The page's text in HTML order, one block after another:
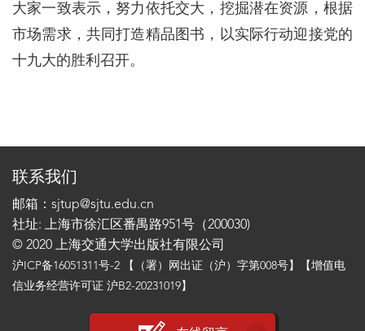
大家一致表示，努力依托交大，挖掘潜在资源，根据
市场需求，共同打造精品图书，以实际行动迎接党的
十九大的胜利召开。
联系我们
邮箱：sjtup@sjtu.edu.cn
社址: 上海市徐汇区番禺路951号（200030)
© 2020 上海交通大学出版社有限公司
沪ICP备16051311号-2 【（署）网出证（沪）字第008号】【增值电
信业务经营许可证 沪B2-20231019】